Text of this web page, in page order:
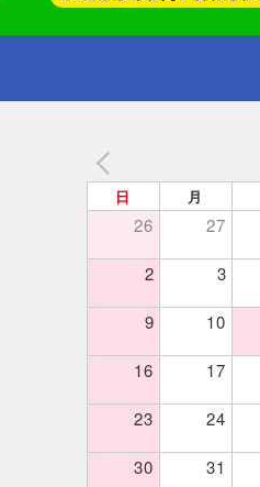
日 月
26 27
2 3
9 10
16 17
23 24
30 31